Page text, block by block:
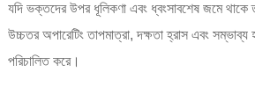
যদি ভক্তদের উপর ধূলিকণা এবং ধ্বংসাবশেষ জমে থাকে
উচ্চতর অপারেটিং তাপমাত্রা, দক্ষতা হ্রাস এবং সম্ভাব্য
পরিচালিত করে।